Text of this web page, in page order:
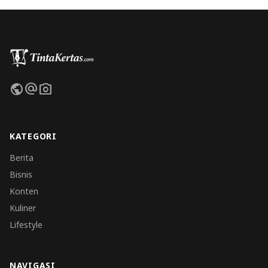
publicalternate_emailphoto_camera
KATEGORI
Berita
Bisnis
Konten
Kuliner
Lifestyle
NAVIGASI